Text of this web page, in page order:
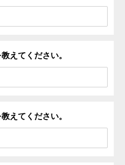
えてください。
えてください。